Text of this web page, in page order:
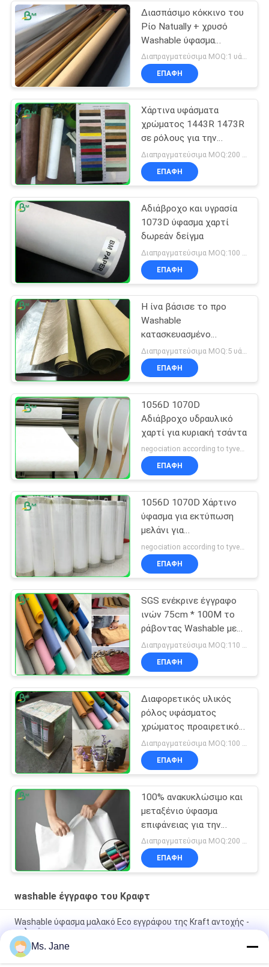
Διασπάσιμο κόκκινο του
Ρίο Natually + χρυσό
Washable ύφασμα
εγγράφου της Kraft για
την τσάντα
εγκαταστάσεων
Διαπραγματεύσιμα MOQ:1 υάρδα
ΕΠΑΦΉ
Χάρτινα υφάσματα
χρώματος 1443R 1473R
σε ρόλους για την
κατασκευή παπουτσιών Διαπραγματεύσιμα MOQ:200 μέτρα
ΕΠΑΦΉ
Αδιάβροχο και υγρασία
1073D ύφασμα χαρτί
δωρεάν δείγμα
ΕΠΑΦΉ
Η ίνα βάσισε το προ
Washable
κατασκευασμένο
έγγραφο της Kraft για
τις εγκαταστάσεις
αυξάνεται το έγγραφο
ΕΠΑΦΉ
1056D 1070D
Αδιάβροχο υδραυλικό
χαρτί για κυριακή τσάντα
negociation according to tyvek paper customized size and quantity MOQ:100 τετραγωνικό μέτρο
ΕΠΑΦΉ
1056D 1070D Χάρτινο
ύφασμα για εκτύπωση
μελάνι για
επιτραπέζιους
υπολογιστές
negociation according to tyvek paper customized size and quantity MOQ:100 τετραγωνικό μέτρο
ΕΠΑΦΉ
SGS ενέκρινε έγγραφο
ινών 75cm * 100M το
ράβοντας Washable με
0.3mm 0.55mm 0.8mm
ΕΠΑΦΉ
Διαφορετικός υλικός
ρόλος υφάσματος
χρώματος προαιρετικός
0.55MM Washable για
την κατασκευή των
τσαντών
ΕΠΑΦΉ
100% ανακυκλώσιμο και
μεταξένιο ύφασμα
επιφάνειας για την
κατασκευή ρούχων ή
τσαντών
Διαπραγματεύσιμα MOQ:200 τετραγωνικό μέτρο
ΕΠΑΦΉ
washable έγγραφο του Κραφτ
Washable ύφασμα μαλακό Eco εγγράφου της Kraft αντοχής -
φιλικό
Σκληρό έγγραφο 0.55mm της Kraft υφάσματος ένδυσης
Ms. Jane